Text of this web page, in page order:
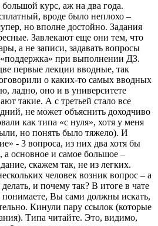
курс, аж на два года.
вроде было неплохо –
но вполне достойно. Задания
Завлекают еще они тем, что
а не записи, задавать вопросы
при выполнении ДЗ.
первые лекции вводные, так
о каких-то самых вводных
ладно, оно и в университете
такие. А с третьей стало все
не может объяснить доходчиво
как типа «с нуля», хотя у меня
но понять было тяжело). И
- 3 вопроса, из них два хотя бы
а основное и самое большое –
скажем так, не из легких.
человек возник вопрос – а
и почему так? В итоге в чате
Вы сами должны искать,
Кинули пару ссылок (которые
Типа читайте. Это, видимо,